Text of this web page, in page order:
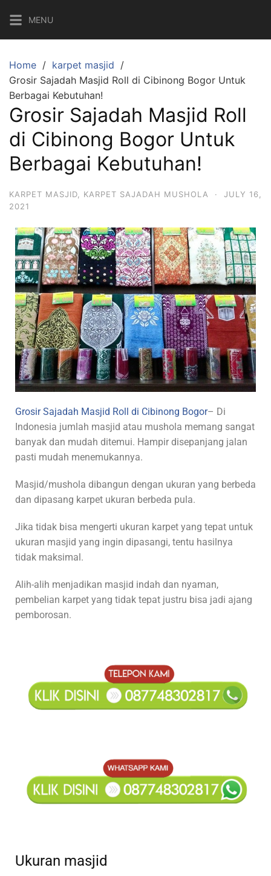
MENU
Home
karpet masjid
Grosir Sajadah Masjid Roll di Cibinong Bogor Untuk
Berbagai Kebutuhan!
Grosir Sajadah Masjid Roll
di Cibinong Bogor Untuk
Berbagai Kebutuhan!
KARPET MASJID KARPET SAJADAH MUSHOLA ·
JULY 16,
2021
Grosir Sajadah Masjid Roll di Cibinong Bogor– Di
Indonesia jumlah masjid atau mushola memang sangat
banyak dan mudah ditemui. Hampir disepanjang jalan
pasti mudah menemukannya.
Masjid/mushola dibangun dengan ukuran yang berbeda
dan dipasang karpet ukuran berbeda pula.
Jika tidak bisa mengerti ukuran karpet yang tepat untuk
ukuran masjid yang ingin dipasangi, tentu hasilnya
tidak maksimal.
Alih-alih menjadikan masjid indah dan nyaman,
pembelian karpet yang tidak tepat justru bisa jadi ajang
pemborosan.
Ukuran masjid